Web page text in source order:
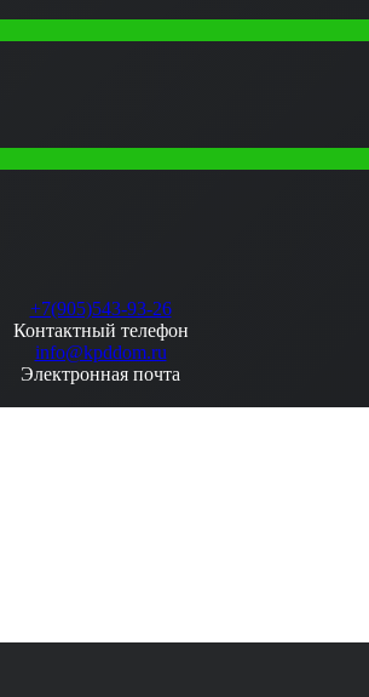
+7(905)543-93-26
Контактный телефон
info@kpddom.ru
Электронная почта